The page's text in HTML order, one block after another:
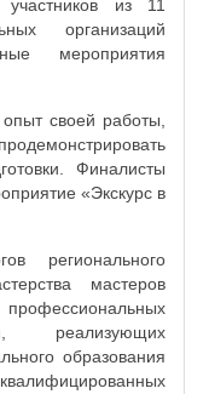
из 11
организаций
мероприятия
своей работы,
Финалисты
«Экскурс в
регионального
мастеров
реализующих
образования